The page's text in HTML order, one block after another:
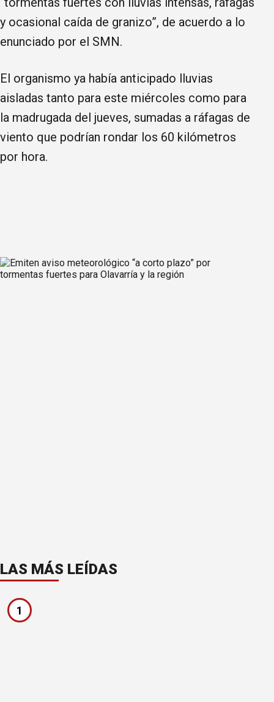
y ocasional caída de granizo”, de acuerdo a lo
enunciado por el SMN.
El organismo ya había anticipado lluvias
aisladas tanto para este miércoles como para
la madrugada del jueves, sumadas a ráfagas de
viento que podrían rondar los 60 kilómetros
por hora.
LAS MÁS LEÍDAS
1